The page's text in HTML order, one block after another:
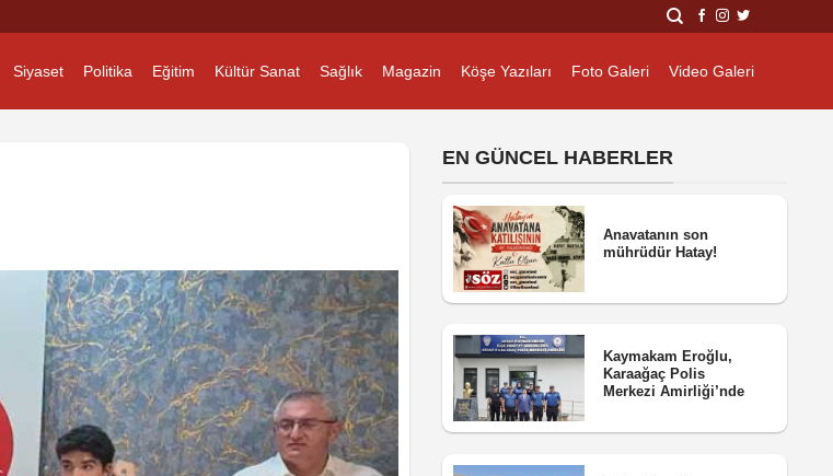
Siyaset Politika Eğitim Kültür Sanat Sağlık Magazin Köşe Yazıları Foto Galeri Video Galeri
EN GÜNCEL HABERLER
Anavatanın son
mührüdür Hatay!
Kaymakam Eroğlu,
Karaağaç Polis
Merkezi Amirliği’nde